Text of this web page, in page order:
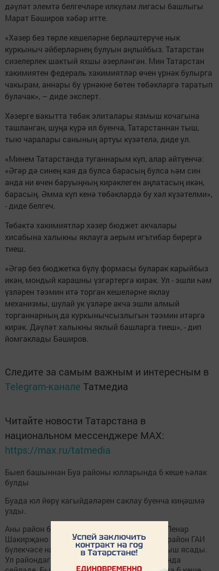
дәүләт элемтә белгечләре илкүләм лигасы башлыгы
Марат Бәширов хәбәр итте.
«Хәзер без төрле кешеләрне берләштерүче нык
куркыныч әйберләрнең булуын аңлыйбыз. Татарстан
сизелерлек шактый яхшы әзерләнгән. Мин Татарстан
хакимиятен федераль хакимиятләр өчен үрнәк булырга
чакырам, аннары бу үрнәкне бөтен төбәкләргә таратып
булачак», – диде эксперт.
Хәзерге вакытта төбәк элиталары язмыш кочагына
ташланган, шуңа күрә ил буенча, Татарстаннан тыш,
тыю чаралары санының артуы күзәтелә, диде ул.
«Минем Татарстанда туганнарым күп, алар әйтүенчә:
«Әгәр дә синең кая да булса барасың булса һәм син
анда ни өчен баруыңның кирәклеген аңлатасың икән,
барасың. Әмма күп кенә төбәкләрдә бу хәл күзәтелми»,
- диде белгеч.
Төбәктә хакимиятләр хәзер бюджет акчалары
хисабына халыкны яклауга аерым игътибар бирергә
тиеш.
«Әгәр без бюджетка бүлү формасы буларак карыйбыз
икән, мондый карашны үзгәртергә кирәк. Ул - эшли һәм
үзләрен тәэмин итә торган кешеләрне яклау
механизмы, шулай ук үзләре акча эшли алмый
торганнарның да куркынычсызлыгын тәэмин итәргә
кирәк. Дәүләт халыкны яклый башларга тиеш», - дип
йомгаклады Бәширов.
Следите за самым важным и интересным в
Telegram-канале Татмедиа
Читайте новости Татарстана в
национальном мессенджере MАХ:
https://max.ru/tatmedia
Быел башыннан Буа районы юлларында 6 кеше һәлак
булды
Буада юл йөрү кагыйдәләрен саклау буенча киңәшмә
узды.
Аны район башкарма комитеты җитәкчесе Ленар
Шакирҗано алып барды. Төп доклад белән район ГАИ
бүлекчәсе начальнигы Алмас Кәримов чыгыш ясады.
Ул райондагы юлларда булган хәлләр турында